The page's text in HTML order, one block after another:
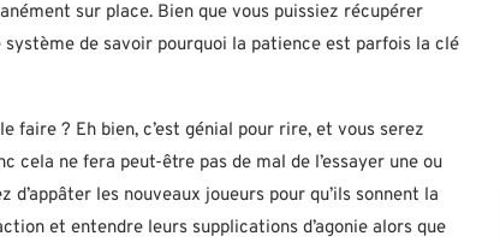
sur place. Bien que vous puissiez récupérer
de savoir pourquoi la patience est parfois la clé
faire ? Eh bien, c’est génial pour rire, et vous serez
cela ne fera peut-être pas de mal de l’essayer une ou
les nouveaux joueurs pour qu’ils sonnent la
et entendre leurs supplications d’agonie alors que